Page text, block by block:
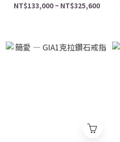
NT$133,000 ~ NT$325,600